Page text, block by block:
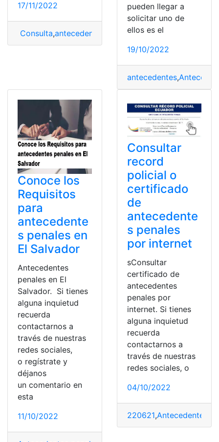
17/11/2022
Consulta,antecedentes Antecedentes penales
pueden llegar a
solicitar uno de
ellos es el
19/10/2022
antecedentes,
Conoce los
Requisitos
para
antecedente
s penales en
El Salvador
Antecedentes
penales en El
Salvador. Si tienes
alguna inquietud
recuerda
contactarnos a
través de nuestras
redes sociales,
o regístrate y
déjanos
un comentario en
esta
11/10/2022
Consultar
record
policial o
certificado
de
antecedente
s penales
por internet
sConsultar
certificado de
antecedentes
penales por
internet. Si tienes
alguna inquietud
recuerda
contactarnos a
través de nuestras
redes sociales, o
04/10/2022
220621,Antecedentes